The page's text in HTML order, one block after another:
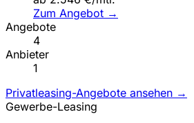
Zum Angebot →
Angebote
4
Anbieter
1
Privatleasing-Angebote ansehen →
Gewerbe-Leasing